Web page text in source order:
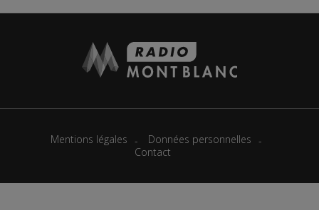
Mentions légales
Données personnelles
Contact